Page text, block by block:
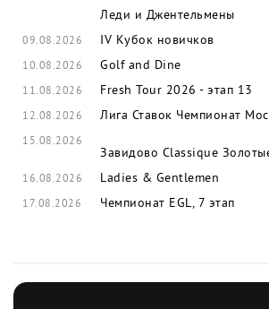
Леди и Джентельмены
09.08.2026 IV Кубок новичков
10.08.2026 Golf and Dine
11.08.2026 Fresh Tour 2026 - этап 13
12.08.2026 Лига Ставок Чемпионат
15.08.2026
Завидово Classique
16.08.2026 Ladies & Gentlemen
17.08.2026 Чемпионат EGL, 7 этап